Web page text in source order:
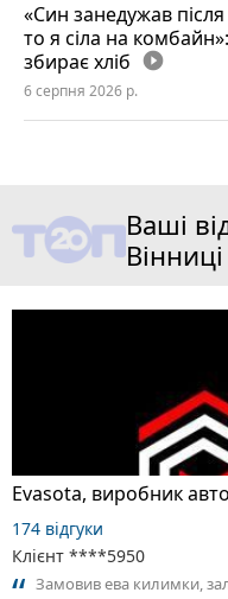
«Син занедужав
то я сіла на
збирає хліб play_circle_filled
6 серпня 2026 р.
Ваші
Вінниці
174 відгуки
Клієнт ****5950
Замовив ева килимки,